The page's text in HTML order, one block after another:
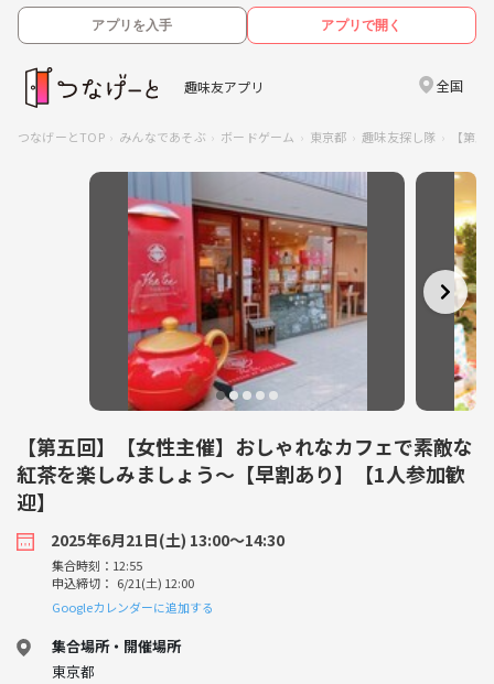
アプリを入手 アプリで開く
趣味友アプリ 全国
つなげーとTOP みんなであそぶ ボードゲーム 東京都 趣味友探し隊 【第
【第五回】【女性主催】おしゃれなカフェで素敵な
紅茶を楽しみましょう〜【早割あり】【1人参加歓
迎】
2025年6月21日(土) 13:00〜14:30
集合時刻：12:55
申込締切： 6/21(土) 12:00
Googleカレンダーに追加する
集合場所・開催場所
東京都